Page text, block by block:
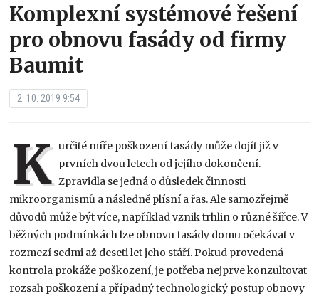
Komplexní systémové řešení
pro obnovu fasády od firmy
Baumit
2. 10. 2019 9:54
K určité míře poškození fasády může dojít již v
prvních dvou letech od jejího dokončení.
Zpravidla se jedná o důsledek činnosti
mikroorganismů a následně plísní a řas. Ale samozřejmě
důvodů může být více, například vznik trhlin o různé šířce. V
běžných podmínkách lze obnovu fasády domu očekávat v
rozmezí sedmi až deseti let jeho stáří. Pokud provedená
kontrola prokáže poškození, je potřeba nejprve konzultovat
rozsah poškození a případný technologický postup obnovy